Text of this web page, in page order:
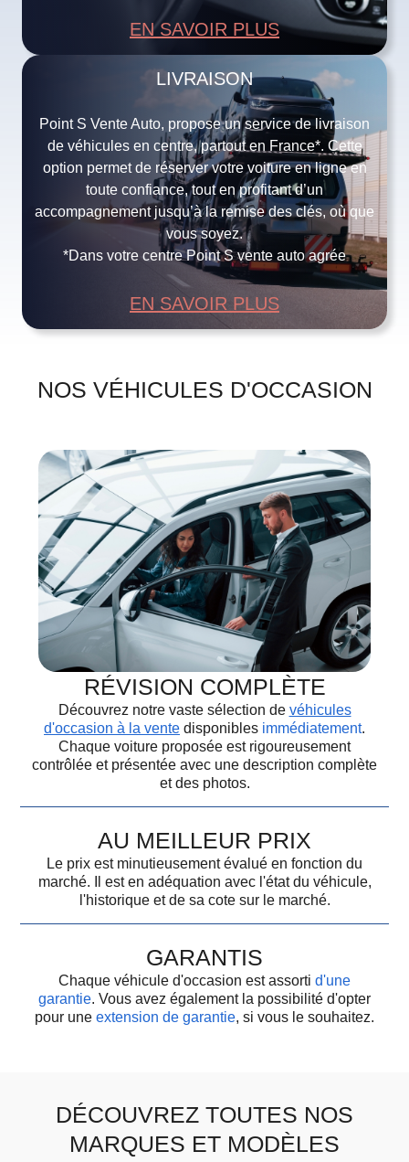
EN SAVOIR PLUS
LIVRAISON
Point S Vente Auto, propose un service de livraison
de véhicules en centre, partout en France*. Cette
option permet de réserver votre voiture en ligne en
toute confiance, tout en profitant d’un
accompagnement jusqu’à la remise des clés, où que
vous soyez.
*Dans votre centre Point S vente auto agrée
EN SAVOIR PLUS
NOS VÉHICULES D'OCCASION
RÉVISION COMPLÈTE
Découvrez notre vaste sélection de véhicules
d'occasion à la vente disponibles immédiatement.
Chaque voiture proposée est rigoureusement
contrôlée et présentée avec une description complète
et des photos.
AU MEILLEUR PRIX
Le prix est minutieusement évalué en fonction du
marché. Il est en adéquation avec l'état du véhicule,
l'historique et de sa cote sur le marché.
GARANTIS
Chaque véhicule d'occasion est assorti d'une
garantie. Vous avez également la possibilité d'opter
pour une extension de garantie, si vous le souhaitez.
DÉCOUVREZ TOUTES NOS
MARQUES ET MODÈLES